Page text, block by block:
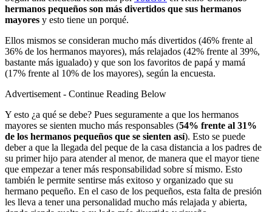
hermanos pequeños son más divertidos que sus hermanos
mayores y esto tiene un porqué.
Ellos mismos se consideran mucho más divertidos (46% frente al
36% de los hermanos mayores), más relajados (42% frente al 39%,
bastante más igualado) y que son los favoritos de papá y mamá
(17% frente al 10% de los mayores), según la encuesta.
Advertisement - Continue Reading Below
Y esto ¿a qué se debe? Pues seguramente a que los hermanos
mayores se sienten mucho más responsables (54% frente al 31%
de los hermanos pequeños que se sienten así). Esto se puede
deber a que la llegada del peque de la casa distancia a los padres de
su primer hijo para atender al menor, de manera que el mayor tiene
que empezar a tener más responsabilidad sobre sí mismo. Esto
también le permite sentirse más exitoso y organizado que su
hermano pequeño. En el caso de los pequeños, esta falta de presión
les lleva a tener una personalidad mucho más relajada y abierta,